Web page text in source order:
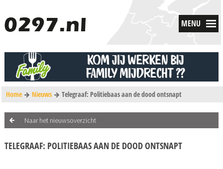
MENU
Home Nieuws Telegraaf: Politiebaas aan de dood ontsnapt
Naar het nieuwsoverzicht
TELEGRAAF: POLITIEBAAS AAN DE DOOD ONTSNAPT